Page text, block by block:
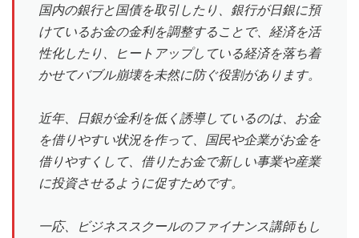
国内の銀行と国債を取引したり、銀行が日銀に預
けているお金の金利を調整することで、経済を活
性化したり、ヒートアップしている経済を落ち着
かせてバブル崩壊を未然に防ぐ役割があります。
近年、日銀が金利を低く誘導しているのは、お金
を借りやすい状況を作って、国民や企業がお金を
借りやすくして、借りたお金で新しい事業や産業
に投資させるように促すためです。
一応、ビジネススクールのファイナンス講師もし